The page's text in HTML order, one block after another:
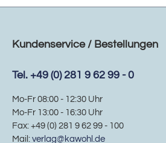
Kundenservice / Bestellungen
Tel. +49 (0) 281 9 62 99 - 0
Mo-Fr 08:00 - 12:30 Uhr
Mo-Fr 13:00 - 16:30 Uhr
Fax: +49 (0) 281 9 62 99 - 100
Mail: verlag@kawohl.de